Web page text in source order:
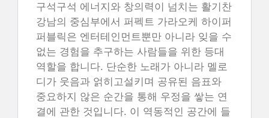
구석구석 에너지와 창의력이 넘치는 활기찬
강남의 중심부에서 퍼펙트 가라오케 하이퍼
퍼블릭은 엔터테인먼트뿐만 아니라 잊을 수
없는 경험을 추구하는 사람들을 위한 등대
역할을 합니다. 단순한 노래가 아니라 멜로
디가 웃음과 얽히고설키며 공유된 음표와
중요하지 않은 순간을 통해 우정을 쌓는 연
결에 관한 것입니다. 이 역동적인 공간에 들